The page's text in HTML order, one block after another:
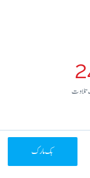
تلاوت
بک مارک